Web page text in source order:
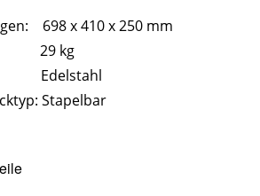
698 x 410 x 250 mm
29 kg
Edelstahl
Stapelbar